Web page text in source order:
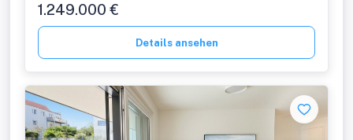
1.249.000 €
Details ansehen